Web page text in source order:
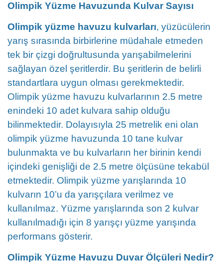
Olimpik Yüzme Havuzunda Kulvar Sayısı
Olimpik yüzme havuzu kulvarları, yüzücülerin
yarış sırasında birbirlerine müdahale etmeden
tek bir çizgi doğrultusunda yarışabilmelerini
sağlayan özel şeritlerdir. Bu şeritlerin de belirli
standartlara uygun olması gerekmektedir.
Olimpik yüzme havuzu kulvarlarının 2.5 metre
enindeki 10 adet kulvara sahip olduğu
bilinmektedir. Dolayısıyla 25 metrelik eni olan
olimpik yüzme havuzunda 10 tane kulvar
bulunmakta ve bu kulvarların her birinin kendi
içindeki genişliği de 2.5 metre ölçüsüne tekabül
etmektedir. Olimpik yüzme yarışlarında 10
kulvarın 10’u da yarışçılara verilmez ve
kullanılmaz. Yüzme yarışlarında son 2 kulvar
kullanılmadığı için 8 yarışçı yüzme yarışında
performans gösterir.
Olimpik Yüzme Havuzu Duvar Ölçüleri Nedir?